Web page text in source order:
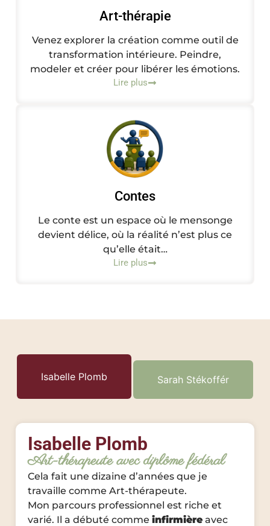
Art-thérapie
Venez explorer la création comme outil de
transformation intérieure. Peindre,
modeler et créer pour libérer les émotions.
Lire plus
Contes
Le conte est un espace où le mensonge
devient délice, où la réalité n’est plus ce
qu’elle était…
Lire plus
Isabelle Plomb Sarah Stékoffér
Isabelle Plomb
Art-thérapeute avec diplôme fédéral
Cela fait une dizaine d’années que je
travaille comme Art-thérapeute.
Mon parcours professionnel est riche et
varié. Il a débuté comme infirmière avec